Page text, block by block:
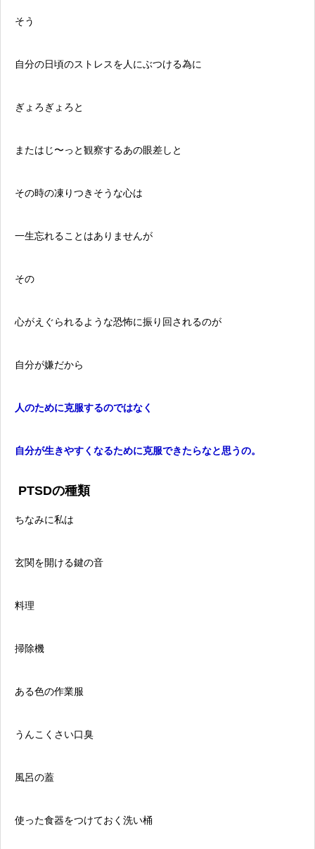
そう
自分の日頃のストレスを人にぶつける為に
ぎょろぎょろと
またはじ〜っと観察するあの眼差しと
その時の凍りつきそうな心は
一生忘れることはありませんが
その
心がえぐられるような恐怖に振り回されるのが
自分が嫌だから
人のために克服するのではなく
自分が生きやすくなるために克服できたらなと思うの。
PTSDの種類
ちなみに私は
玄関を開ける鍵の音
料理
掃除機
ある色の作業服
うんこくさい口臭
風呂の蓋
使った食器をつけておく洗い桶